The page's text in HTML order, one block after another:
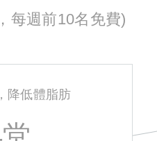
每週前10名免費)